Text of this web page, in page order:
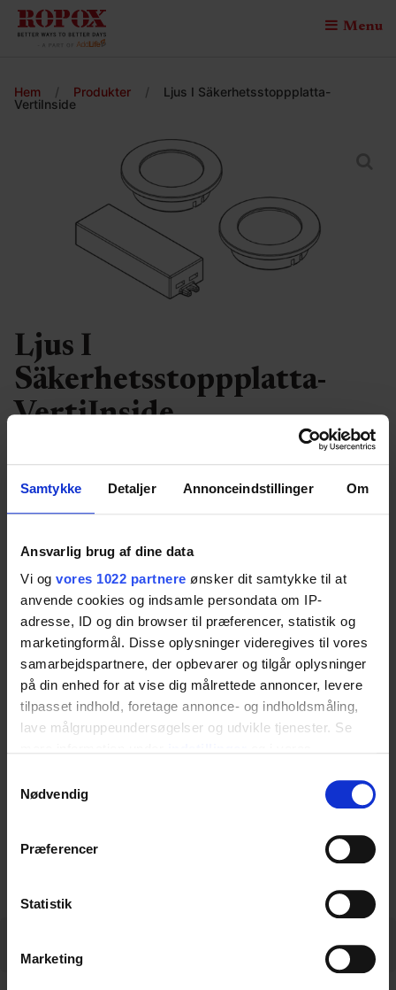
Samtykke Detaljer Annonceindstillinger Om
Ansvarlig brug af dine data
Vi og vores 1022 partnere ønsker dit samtykke til at
anvende cookies og indsamle persondata om IP-
adresse, ID og din browser til præferencer, statistik og
marketingformål. Disse oplysninger videregives til vores
samarbejdspartnere, der opbevarer og tilgår oplysninger
på din enhed for at vise dig målrettede annoncer, levere
tilpasset indhold, foretage annonce- og indholdsmåling,
lave målgruppeundersøgelser og udvikle tjenester. Se
tilbage eller ændre indstillinger fra vores
"Cookiedeklaration", eller ved at trykke på "Privacy
Indsamle præcise oplysninger om din placering,
Identificere din enhed baseret på en scanning af
dens unikke karakteristika (fingerprinting)
Nødvendig
Præferencer
Statistik
Marketing
Menu
Hem / Produkter /
Ljus I Säkerhetsstoppplatta-
VertiInside
Ljus I
Säkerhetsstoppplatta-
VertiInside
Lägg till ljus i den nedre säkerhetsstoppplattan,
välj samma bredd som skåpet och var medveten
Item no.:
Köksöverskåp djup
26.5 cm 31 cm
Säkerhetsstopp-plattans längd
Ladda ner datablad